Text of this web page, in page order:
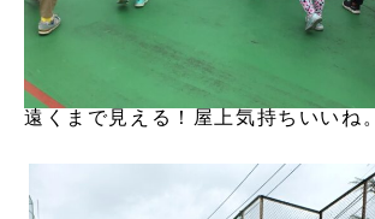
遠くまで見える！屋上気持ちいいね。